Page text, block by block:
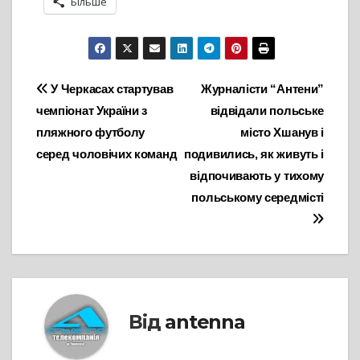
Навігація
записів
Журналісти “Антени”
відвідали польське
місто Хшанув і
подивились, як живуть і
відпочивають у тихому
польському середмісті
У Черкасах стартував
чемпіонат України з
пляжного футболу
серед чоловічих команд
Від antenna